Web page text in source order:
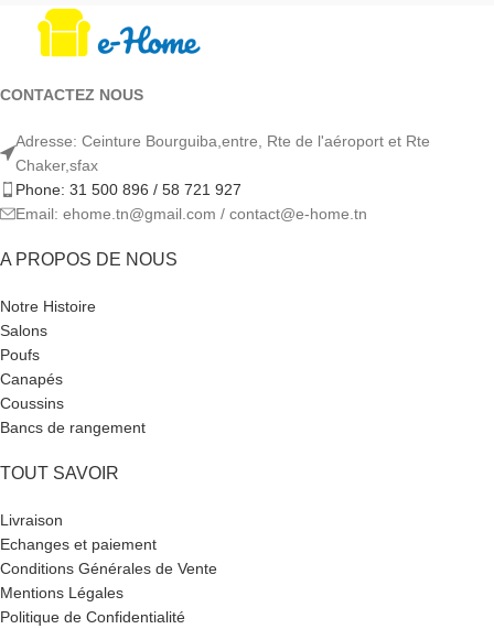
CONTACTEZ NOUS
Adresse: Ceinture Bourguiba,entre, Rte de l'aéroport et Rte
Chaker,sfax
Phone: 31 500 896 / 58 721 927
Email: ehome.tn@gmail.com / contact@e-home.tn
A PROPOS DE NOUS
Notre Histoire
Salons
Poufs
Canapés
Coussins
Bancs de rangement
TOUT SAVOIR
Livraison
Echanges et paiement
Conditions Générales de Vente
Mentions Légales
Politique de Confidentialité